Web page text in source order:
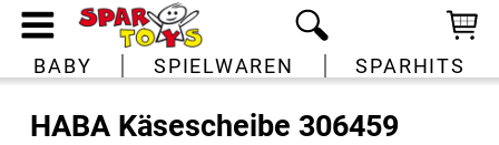
BABY SPIELWAREN SPARHITS
HABA Käsescheibe 306459